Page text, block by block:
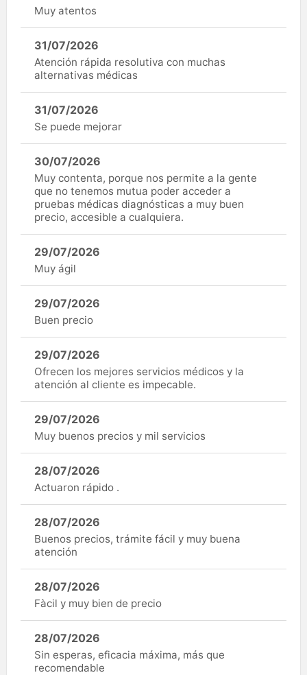
Muy atentos
31/07/2026
Atención rápida resolutiva con muchas
alternativas médicas
31/07/2026
Se puede mejorar
30/07/2026
Muy contenta, porque nos permite a la gente
que no tenemos mutua poder acceder a
pruebas médicas diagnósticas a muy buen
precio, accesible a cualquiera.
29/07/2026
Muy ágil
29/07/2026
Buen precio
29/07/2026
Ofrecen los mejores servicios médicos y la
atención al cliente es impecable.
29/07/2026
Muy buenos precios y mil servicios
28/07/2026
Actuaron rápido .
28/07/2026
Buenos precios, trámite fácil y muy buena
atención
28/07/2026
Fàcil y muy bien de precio
28/07/2026
Sin esperas, eficacia máxima, más que
recomendable